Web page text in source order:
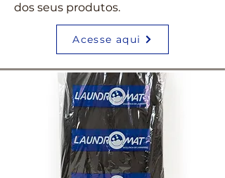
dos seus produtos.
Acesse aqui